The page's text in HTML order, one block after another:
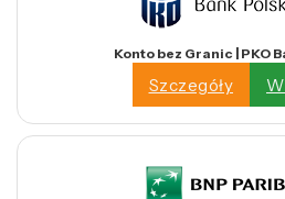
Konto bez Granic | PKO
Szczegóły